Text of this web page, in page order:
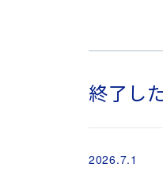
終了し
2026.7.1